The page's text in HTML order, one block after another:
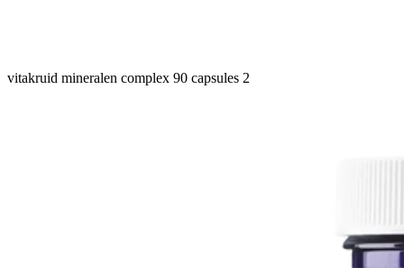
vitakruid mineralen complex 90 capsules 2